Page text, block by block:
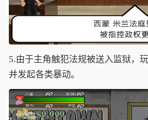
5.由于主角触犯法规被送入监狱，
并发起各类暴动。